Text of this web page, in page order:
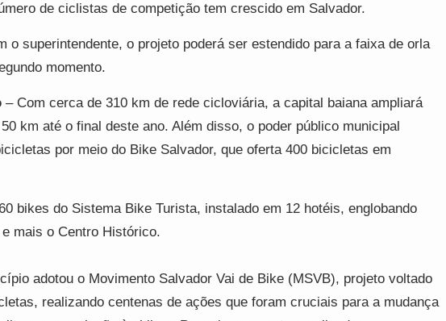
de ciclistas de competição tem crescido em Salvador.
o superintendente, o projeto poderá ser estendido para a faixa de orla
momento.
– Com cerca de 310 km de rede cicloviária, a capital baiana ampliará
km até o final deste ano. Além disso, o poder público municipal
por meio do Bike Salvador, que oferta 400 bicicletas em
bikes do Sistema Bike Turista, instalado em 12 hotéis, englobando
mais o Centro Histórico.
adotou o Movimento Salvador Vai de Bike (MSVB), projeto voltado
realizando centenas de ações que foram cruciais para a mudança